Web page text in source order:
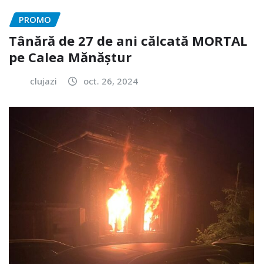
PROMO
Tânără de 27 de ani călcată MORTAL
pe Calea Mănăștur
clujazi oct. 26, 2024